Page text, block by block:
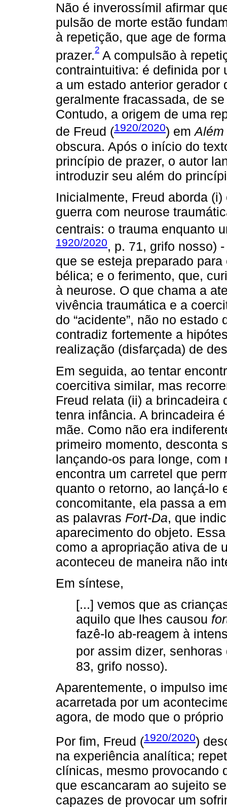
Não é inverossímil afirmar
pulsão de morte estão
à repetição, que age de
prazer.2 A compulsão à
contraintuitiva: é definida por
a um estado anterior
geralmente fracassada, de
Contudo, a origem de uma
de Freud (1920/2020) emAlém
obscura. Após o início do
princípio de prazer, o autor
introduzir seu além do
Inicialmente, Freud aborda
guerra com neurose
centrais: o trauma enquanto
1920/2020, p. 71, grifo nosso)
que se esteja preparado
bélica; e o ferimento, que,
à neurose. O que chama a
vivência traumática e a
do “acidente”, não no
contradiz fortemente a
realização (disfarçada) de
Em seguida, ao tentar
coercitiva similar, mas
Freud relata (ii) a brincadeira
tenra infância. A brincadeira
mãe. Como não era
primeiro momento, desconta
lançando-os para longe,
encontra um carretel que
quanto o retorno, ao lançá-lo
concomitante, ela passa a
as palavras Fort-Da, que
aparecimento do objeto.
como a apropriação ativa de
aconteceu de maneira não
Em síntese,
[...] vemos que as
aquilo que lhes causou
fazê-lo ab-reagem à
por assim dizer,
83, grifo nosso).
Aparentemente, o impulso
acarretada por um
agora, de modo que o
Por fim, Freud (1920/2020)
na experiência analítica;
clínicas, mesmo provocando
que escancaram ao sujeito
capazes de provocar um